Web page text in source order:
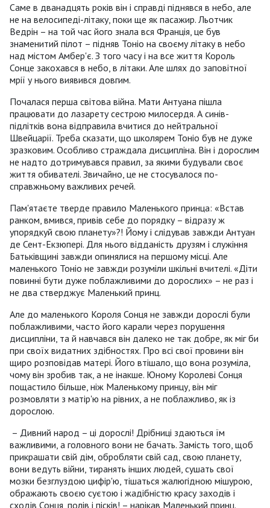
Саме в дванадцять років він і справді піднявся в небо, але
не на велосипеді-літаку, поки ще як пасажир. Льотчик
Ведрін – на той час його знала вся Франція, це був
знаменитий пілот – підняв Тоніо на своєму літаку в небо
над містом Амбер'є. З того часу і на все життя Король
Сонце закохався в небо, в літаки. Але шлях до заповітної
мрії у нього виявився довгим.
Почалася перша світова війна. Мати Антуана пішла
працювати до лазарету сестрою милосердя. А синів-
підлітків вона відправила вчитися до нейтральної
Швейцарії. Треба сказати, що школярем Тоніо був не дуже
зразковим. Особливо страждала дисципліна. Він і дорослим
не надто дотримувався правил, за якими будували своє
життя обивателі. Звичайно, це не стосувалося по-
справжньому важливих речей.
Пам'ятаєте тверде правило Маленького принца: «Встав
ранком, вмився, привів себе до порядку – відразу ж
упорядкуй свою планету»?! Йому і слідував завжди Антуан
де Сент-Екзюпері. Для нього відданість друзям і служіння
Батьківщині завжди опинялися на першому місці. Але
маленького Тоніо не завжди розуміли шкільні вчителі. «Діти
повинні бути дуже поблажливими до дорослих» – не раз і
не два стверджує Маленький принц.
Але до маленького Короля Сонця не завжди дорослі були
поблажливими, часто його карали через порушення
дисципліни, та й навчався він далеко не так добре, як міг би
при своїх видатних здібностях. Про всі свої провини він
щиро розповідав матері. Його втішало, що вона розуміла,
чому він зробив так, а не інакше. Юному Королеві Сонця
пощастило більше, ніж Маленькому принцу, він міг
розмовляти з матір'ю на рівних, а не поблажливо, як із
дорослою.
– Дивний народ – ці дорослі! Дрібниці здаються їм
важливими, а головного вони не бачать. Замість того, щоб
прикрашати свій дім, обробляти свій сад, свою планету,
вони ведуть війни, тиранять інших людей, сушать свої
мозки безглуздою цифір'ю, тішаться жалюгідною мішурою,
ображають своєю суєтою і жадібністю красу заходів і
сходів Сонця, полів і пісків! – нарікав Маленький принц.